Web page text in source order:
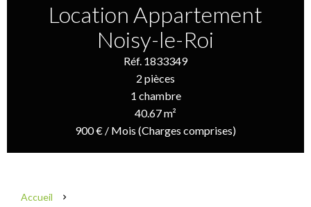
Location Appartement
Noisy-le-Roi
Réf. 1833349
2 pièces
1 chambre
40.67 m²
900 € / Mois (Charges comprises)
Accueil